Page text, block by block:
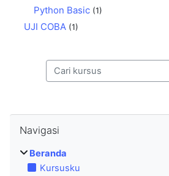
Python Basic (1)
UJI COBA (1)
Cari kursus
Navigasi
Beranda
Kursusku